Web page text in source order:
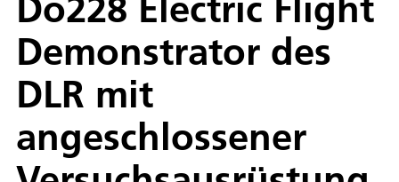
Demonstrator des
DLR mit
angeschlossener